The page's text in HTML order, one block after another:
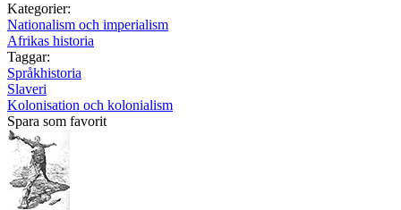
Kategorier:
Nationalism och imperialism
Afrikas historia
Taggar:
Språkhistoria
Slaveri
Kolonisation och kolonialism
Spara som favorit